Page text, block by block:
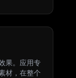
果。应用专
材，在整个